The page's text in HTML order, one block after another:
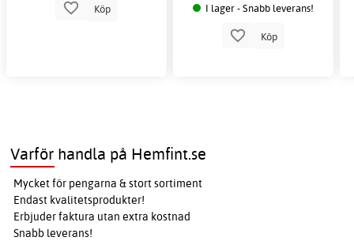
Köp
I lager - Snabb leverans!
Köp
Varför handla på Hemfint.se
Mycket för pengarna & stort sortiment
Endast kvalitetsprodukter!
Erbjuder faktura utan extra kostnad
Snabb leverans!